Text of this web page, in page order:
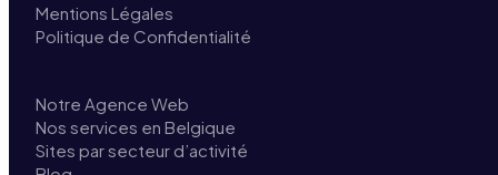
Mentions Légales
Politique de Confidentialité
Notre Agence Web
Nos services en Belgique
Sites par secteur d’activité